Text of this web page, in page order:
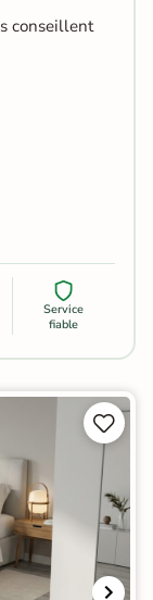
conseillent
Service
fiable

